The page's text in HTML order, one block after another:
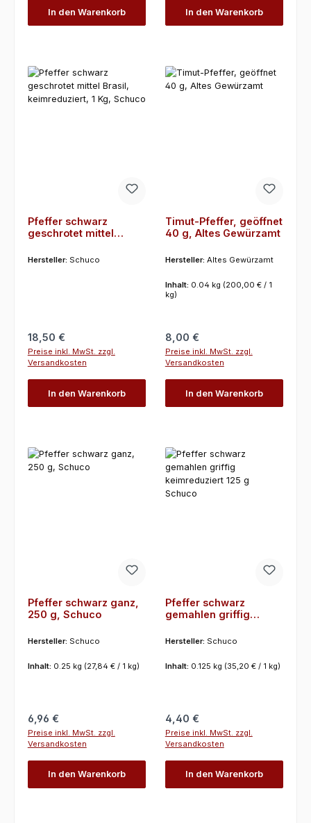
In den Warenkorb In den Warenkorb
Pfeffer schwarz
geschrotet mittel
Kg, Schuco
Hersteller: Schuco
Regulärer Preis:
18,50 €
Preise inkl. MwSt. zzgl.
Versandkosten
In den Warenkorb
Timut-Pfeffer, geöffnet
40 g, Altes Gewürzamt
Hersteller: Altes Gewürzamt
Inhalt: 0.04 kg (200,00 € / 1
kg)
Regulärer Preis:
8,00 €
Preise inkl. MwSt. zzgl.
Versandkosten
In den Warenkorb
Pfeffer schwarz ganz,
250 g, Schuco
Hersteller: Schuco
Inhalt: 0.25 kg (27,84 € / 1 kg)
Regulärer Preis:
6,96 €
Preise inkl. MwSt. zzgl.
Versandkosten
In den Warenkorb
Pfeffer schwarz
gemahlen griffig
Schuco
Hersteller: Schuco
Inhalt: 0.125 kg (35,20 € / 1 kg)
Regulärer Preis:
4,40 €
Preise inkl. MwSt. zzgl.
Versandkosten
In den Warenkorb